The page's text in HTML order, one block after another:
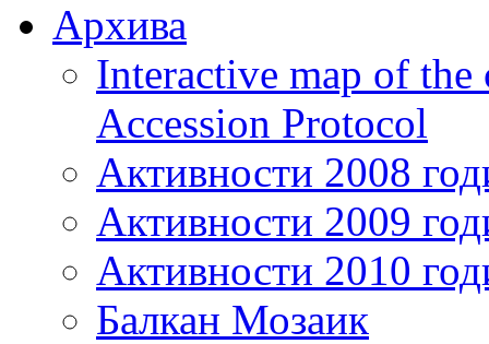
Архива
Interactive map of
Accession Protocol
Активности 2008
Активности 2009
Активности 2010
Балкан Мозаик